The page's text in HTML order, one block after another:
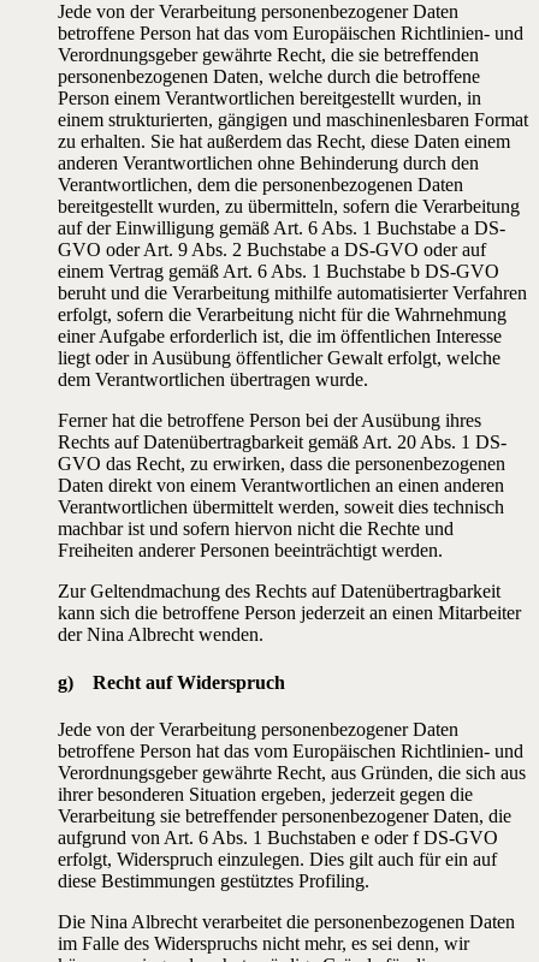
Jede von der Verarbeitung personenbezogener Daten
betroffene Person hat das vom Europäischen Richtlinien- und
Verordnungsgeber gewährte Recht, die sie betreffenden
personenbezogenen Daten, welche durch die betroffene
Person einem Verantwortlichen bereitgestellt wurden, in
einem strukturierten, gängigen und maschinenlesbaren Format
zu erhalten. Sie hat außerdem das Recht, diese Daten einem
anderen Verantwortlichen ohne Behinderung durch den
Verantwortlichen, dem die personenbezogenen Daten
bereitgestellt wurden, zu übermitteln, sofern die Verarbeitung
auf der Einwilligung gemäß Art. 6 Abs. 1 Buchstabe a DS-
GVO oder Art. 9 Abs. 2 Buchstabe a DS-GVO oder auf
einem Vertrag gemäß Art. 6 Abs. 1 Buchstabe b DS-GVO
beruht und die Verarbeitung mithilfe automatisierter Verfahren
erfolgt, sofern die Verarbeitung nicht für die Wahrnehmung
einer Aufgabe erforderlich ist, die im öffentlichen Interesse
liegt oder in Ausübung öffentlicher Gewalt erfolgt, welche
dem Verantwortlichen übertragen wurde.
Ferner hat die betroffene Person bei der Ausübung ihres
Rechts auf Datenübertragbarkeit gemäß Art. 20 Abs. 1 DS-
GVO das Recht, zu erwirken, dass die personenbezogenen
Daten direkt von einem Verantwortlichen an einen anderen
Verantwortlichen übermittelt werden, soweit dies technisch
machbar ist und sofern hiervon nicht die Rechte und
Freiheiten anderer Personen beeinträchtigt werden.
Zur Geltendmachung des Rechts auf Datenübertragbarkeit
kann sich die betroffene Person jederzeit an einen Mitarbeiter
der Nina Albrecht wenden.
g) Recht auf Widerspruch
Jede von der Verarbeitung personenbezogener Daten
betroffene Person hat das vom Europäischen Richtlinien- und
Verordnungsgeber gewährte Recht, aus Gründen, die sich aus
ihrer besonderen Situation ergeben, jederzeit gegen die
Verarbeitung sie betreffender personenbezogener Daten, die
aufgrund von Art. 6 Abs. 1 Buchstaben e oder f DS-GVO
erfolgt, Widerspruch einzulegen. Dies gilt auch für ein auf
diese Bestimmungen gestütztes Profiling.
Die Nina Albrecht verarbeitet die personenbezogenen Daten
im Falle des Widerspruchs nicht mehr, es sei denn, wir